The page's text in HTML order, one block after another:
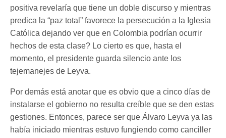
positiva revelaría que tiene un doble discurso y mientras
predica la “paz total” favorece la persecución a la Iglesia
Católica dejando ver que en Colombia podrían ocurrir
hechos de esta clase? Lo cierto es que, hasta el
momento, el presidente guarda silencio ante los
tejemanejes de Leyva.
Por demás está anotar que es obvio que a cinco días de
instalarse el gobierno no resulta creíble que se den estas
gestiones. Entonces, parece ser que Álvaro Leyva ya las
había iniciado mientras estuvo fungiendo como canciller